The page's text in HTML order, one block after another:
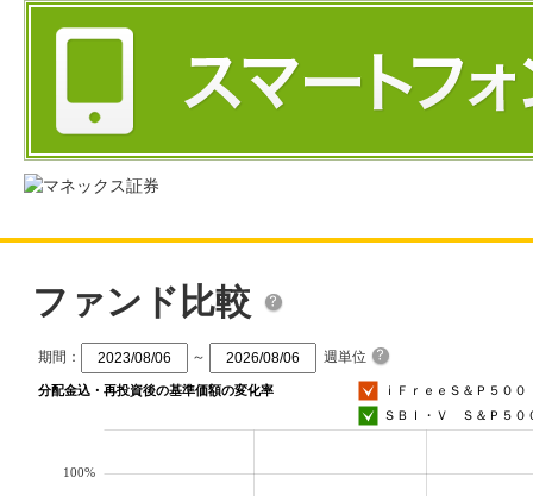
ファンド比較
期間： ～ 週単位
分配金込・再投資後の基準価額の変化率
ｉＦｒｅｅＳ＆Ｐ５００
ＳＢＩ・Ｖ Ｓ＆Ｐ５０
100%